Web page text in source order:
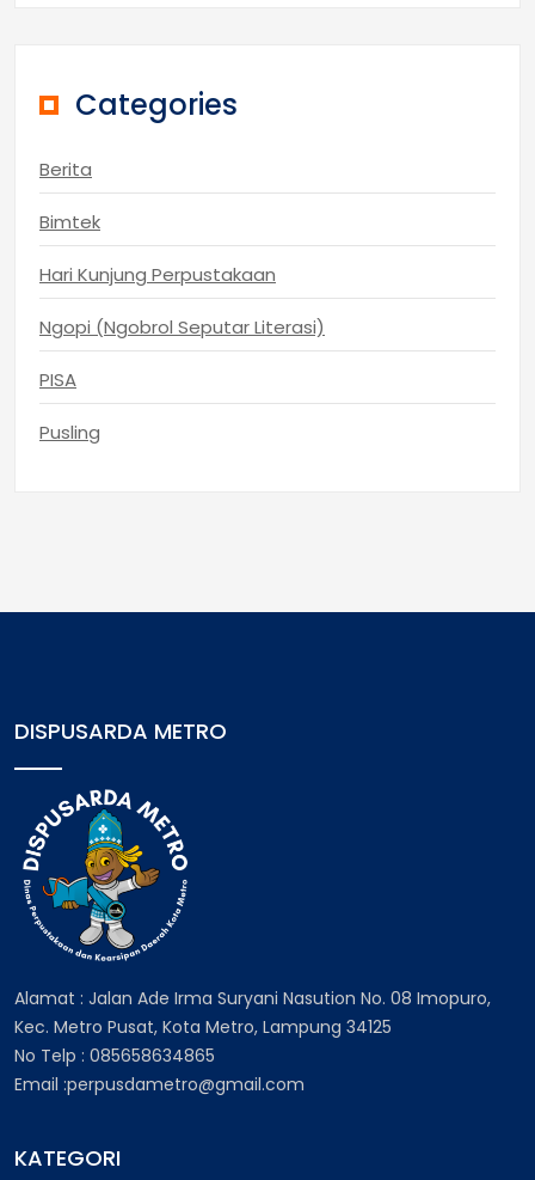
Categories
Berita
Bimtek
Hari Kunjung Perpustakaan
Ngopi (Ngobrol Seputar Literasi)
PISA
Pusling
DISPUSARDA METRO
Alamat : Jalan Ade Irma Suryani Nasution No. 08 Imopuro,
Kec. Metro Pusat, Kota Metro, Lampung 34125
No Telp : 085658634865
Email :perpusdametro@gmail.com
KATEGORI